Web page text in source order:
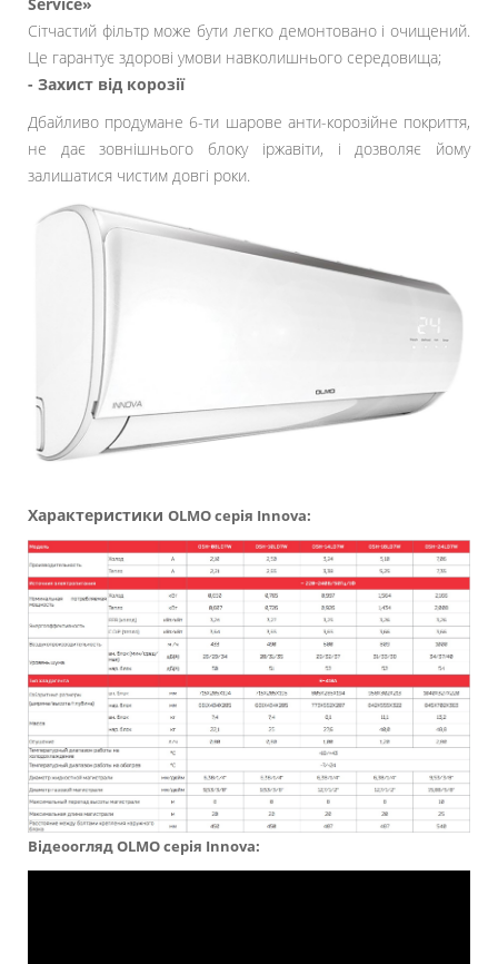
Service»
Сітчастий фільтр може бути легко демонтовано і очищений.
Це гарантує здорові умови навколишнього середовища;
- Захист від корозії
Дбайливо продумане 6-ти шарове анти-корозійне покриття,
не дає зовнішнього блоку іржавіти, і дозволяє йому
залишатися чистим довгі роки.
Характеристики OLMO серія Innova:
ВідеооглядOLMO серія Innova: